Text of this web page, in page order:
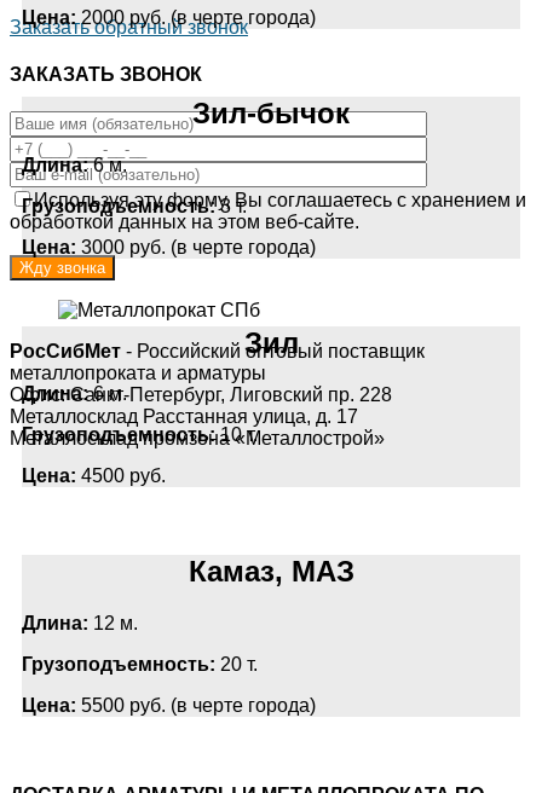
Заказать обратный звонок
ЗАКАЗАТЬ ЗВОНОК
Используя эту форму, Вы соглашаетесь с хранением и
обработкой данных на этом веб-сайте.
РосСибМет - Российский оптовый поставщик
металлопроката и арматуры
Офис: Санкт-Петербург, Лиговский пр. 228
Металлосклад Расстанная улица, д. 17
Металлосклад промзона «Металлострой»
Цена: 2000 руб. (в черте города)
Зил-бычок
Длина:6 м.
Грузоподъемность:3 т.
Цена: 3000 руб. (в черте города)
Зил
Длина:6 м.
Грузоподъемность:10 т.
Цена: 4500 руб.
Камаз, МАЗ
Длина: 12 м.
Грузоподъемность: 20 т.
Цена: 5500 руб. (в черте города)